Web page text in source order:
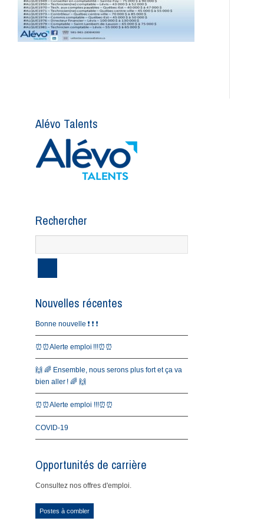
Alévo Talents
Rechercher
Nouvelles récentes
Bonne nouvelle ❗️ ❗️ ❗️
⏰⏰Alerte emploi !!!⏰⏰
🙌 🌈 Ensemble, nous serons plus fort et ça va
bien aller ! 🌈 🙌
⏰⏰Alerte emploi !!!⏰⏰
COVID-19
Opportunités de carrière
Consultez nos offres d'emploi.
Postes à combler